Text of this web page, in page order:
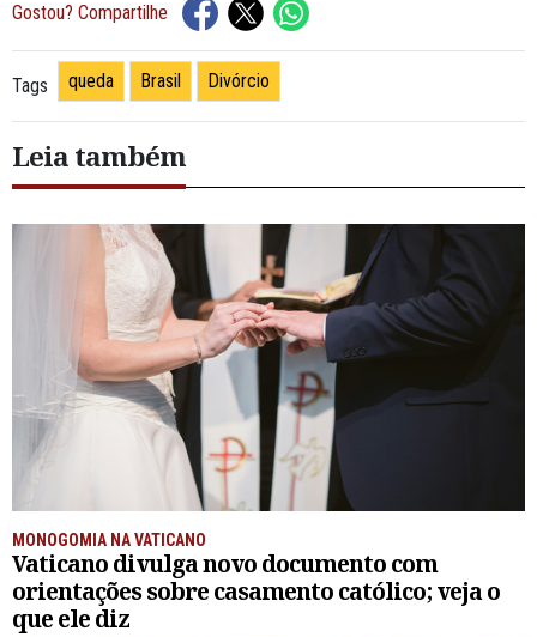
Gostou? Compartilhe
Tags queda Brasil Divórcio
Leia também
MONOGOMIA NA VATICANO
Vaticano divulga novo documento com
orientações sobre casamento católico; veja o
que ele diz